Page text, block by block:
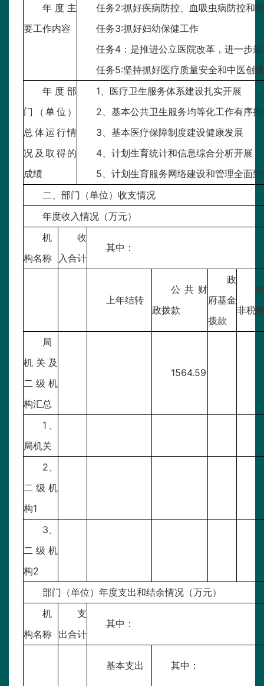
年度主
要工作内容
任务2:抓好疾病防控、血吸虫病防控和
任务3:抓好妇幼保健工作
任务4：是推进公立医院改革，进一步
任务5:坚持抓好医疗质量安全和中医创
年度部
门（单位）
总体运行情
况及取得的
成绩
1、医疗卫生服务体系建设扎实开展
2、基本公共卫生服务均等化工作有序
3、基本医疗保障制度建设健康发展
4、计划生育统计和信息综合分析开展
5、计划生育服务网络建设和管理全面
二、部门（单位）收支情况
年度收入情况（万元）
机
构名称
收
入合计
其中：
上年结转
公共财
政拨款
政
府基金
拨款
非税
局
机关及
二级机
构汇总
1564.59
1、
局机关
2、
二级机
构1
3、
二级机
构2
部门（单位）年度支出和结余情况（万元）
机
构名称
支
出合计
其中：
基本支出 其中：